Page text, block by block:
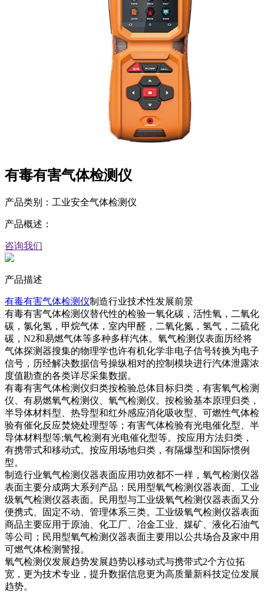
有毒有害气体检测仪
产品类别：工业安全气体检测仪
产品概述：
咨询我们
产品描述
有毒有害气体检测仪制造行业技术性发展前景
有毒有害气体检测仪替代性的检验一氧化碳，活性氧，二氧化
碳，氯化氢，甲烷气体，室内甲醛，二氧化氮，氢气，二硫化
碳，N2和易燃气体等多种多样汽体。氧气检测仪表面历经将
气体探测器搜集的物理学也许有机化学非电子信号转换为电子
信号，历经解决数据信号操纵相对的控制模块进行汽体泄露浓
度值勘查的各类详尽采集数据。
有毒有害气体检测仪归类按检验总体目标归类，有害氧气检测
仪、有易燃氧气检测仪、氧气检测仪。按检验基本原理归类，
半导体材料型、热导型和红外感应消化吸收型、可燃性气体检
验有催化反应焚烧处理型等；有害气体检验有光电催化型、半
导体材料型等;氧气检测有光电催化型等。按应用方法归类，
有携带式和移动式。按应用场地归类，有隔爆型和国际惯例
型。
制造行业氧气检测仪器表面应用功效都不一样，氧气检测仪器
表面主要分成两大系列产品：民用型氧气检测仪器表面、工业
级氧气检测仪器表面。民用型与工业级氧气检测仪器表面又分
便携式、固定不动、管理体系三类。工业级氧气检测仪器表面
商品主要应用于原油、化工厂、冶金工业、媒矿、液化石油气
等公司；民用型氧气检测仪器表面主要用以公共场合及家中用
可燃气体检测警报。
氧气检测仪发展趋势发展趋势以移动式与携带式2个方位拓
宽，更为技术专业，提升数据信息更为高质量新科技定位发展
趋势。